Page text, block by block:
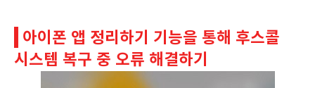
아이폰 앱 정리하기 기능을 통해 후스콜
시스템 복구 중 오류 해결하기